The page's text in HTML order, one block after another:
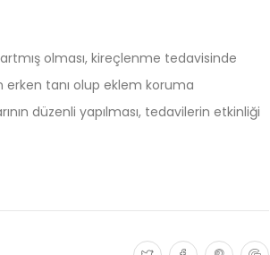
olması, kireçlenme tedavisinde
tanı olup eklem koruma
düzenli yapılması, tedavilerin etkinliği